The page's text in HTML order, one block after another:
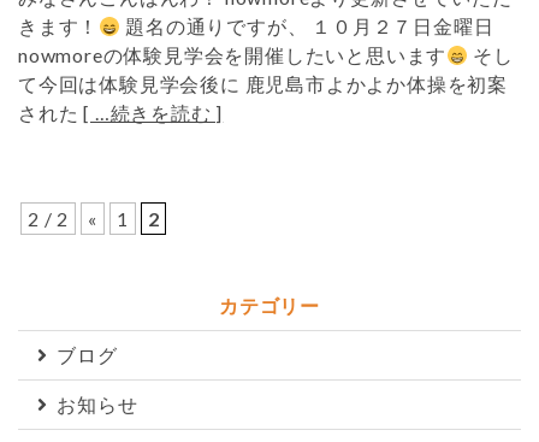
きます！
題名の通りですが、 １０月２７日金曜日
nowmoreの体験見学会を開催したいと思います
そし
て今回は体験見学会後に 鹿児島市よかよか体操を初案
された[ …続きを読む ]
2 / 2 « 1 2
カテゴリー
ブログ
お知らせ